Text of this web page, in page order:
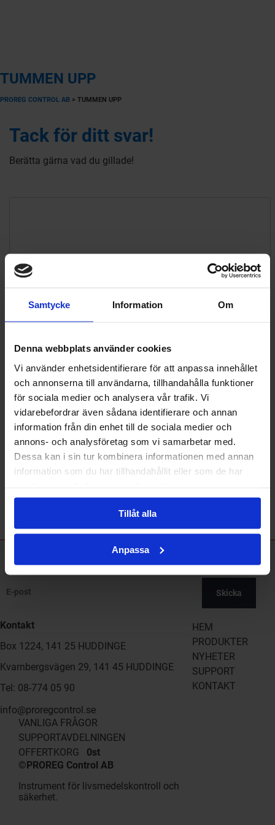
Samtycke Information Om
Denna webbplats använder cookies
Vi använder enhetsidentifierare för att anpassa innehållet
och annonserna till användarna, tillhandahålla funktioner
för sociala medier och analysera vår trafik. Vi
vidarebefordrar även sådana identifierare och annan
information från din enhet till de sociala medier och
annons- och analysföretag som vi samarbetar med.
Dessa kan i sin tur kombinera informationen med annan
information som du har tillhandahållit eller som de har
Tillåt alla
Anpassa
TUMMEN UPP
PROREG CONTROL AB > TUMMEN UPP
Tack för ditt svar!
Berätta gärna vad du gillade!
Våra leverantörer
Skicka
Kontakt
Box 1224, 141 25 HUDDINGE
Kvarnbergsvägen 29, 141 45 HUDDINGE
Tel: 08-774 05 90
info@proregcontrol.se
HEM
PRODUKTER
NYHETER
SUPPORT
KONTAKT
VANLIGA FRÅGOR
SUPPORTAVDELNINGEN
OFFERTKORG
0st
©PROREG Control AB
Instrument för livsmedelskontroll och
säkerhet.